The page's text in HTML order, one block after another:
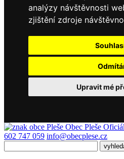
analýzy návštěvnosti
zjištění zdroje
Upravit mé
Obec Pleše
602 747 059 info@obecplese.cz